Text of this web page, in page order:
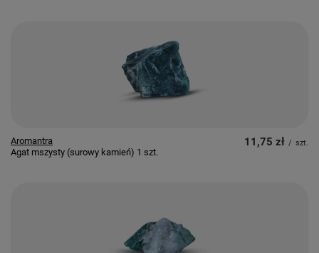
Aromantra
Agat mszysty (surowy kamień) 1 szt.
11,75 zł / szt.